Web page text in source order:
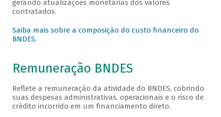
gerando atualizações monetárias dos valores
contratados.
Saiba mais sobre a composição do custo financeiro do
BNDES.
Remuneração BNDES
Reflete a remuneração da atividade do BNDES, cobrindo
suas despesas administrativas, operacionais e o risco de
crédito incorrido em um financiamento direto.